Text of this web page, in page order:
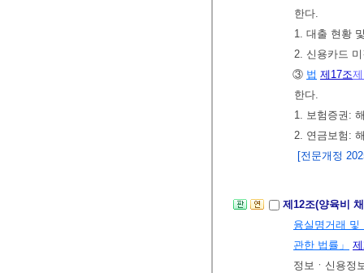
한다.
1. 대출 현황
2. 신용카드
③ 법 제17조
한다.
1. 보험증권:
2. 연금보험:
[전문개정
제12조(양육비
융실명거래 및
관한 법률」
정보ㆍ신용정